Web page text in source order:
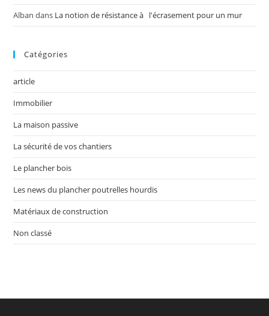
Alban dans La notion de résistance à l'écrasement pour un mur
Catégories
article
Immobilier
La maison passive
La sécurité de vos chantiers
Le plancher bois
Les news du plancher poutrelles hourdis
Matériaux de construction
Non classé